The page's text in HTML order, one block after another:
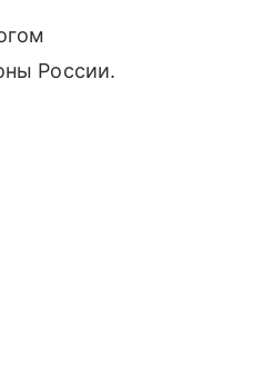
России.